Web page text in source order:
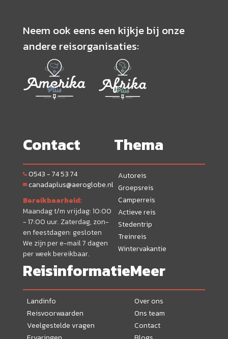
Neem ook eens een kijkje bij onze
andere reisorganisaties:
Contact
0543 - 74 53 74
canadaplus@aeroglobe.nl
Bereikbaarheid:
Maandag t/m vrijdag: 10:00
- 17:00 uur. Zaterdag, zon-
en feestdagen: gesloten
We zijn per e-mail 7 dagen
per week bereikbaar.
Thema
Autoreis
Groepsreis
Camperreis
Actieve reis
Stedentrip
Treinreis
Wintervakantie
Reisinformatie
Landinfo
Reisvoorwaarden
Veelgestelde vragen
Meer
Over ons
Ons team
Contact